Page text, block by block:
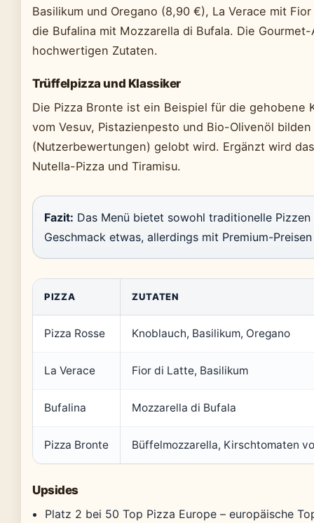
Basilikum und Oregano (8,90 €), La Verace mit
die Bufalina mit Mozzarella di Bufala. Die
hochwertigen Zutaten.
Trüffelpizza und Klassiker
Die Pizza Bronte ist ein Beispiel für die gehobene
vom Vesuv, Pistazienpesto und Bio-Olivenöl
(Nutzerbewertungen) gelobt wird. Ergänzt wird
Nutella-Pizza und Tiramisu.
Fazit: Das Menü bietet sowohl traditionelle
Geschmack etwas, allerdings mit Premium-
PIZZA ZUTATEN
Pizza Rosse Knoblauch, Basilikum, Oregano
La Verace Fior di Latte, Basilikum
Bufalina Mozzarella di Bufala
Pizza Bronte Büffelmozzarella, Kirschtomaten
Upsides
Platz 2 bei 50 Top Pizza Europe – europäische